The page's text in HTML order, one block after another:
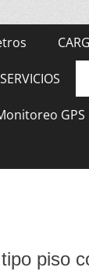
SERVICIOS
GPS
piso